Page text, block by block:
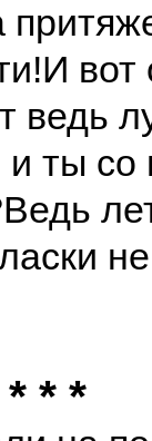
И
ведь
и ты
Ведь
* * *